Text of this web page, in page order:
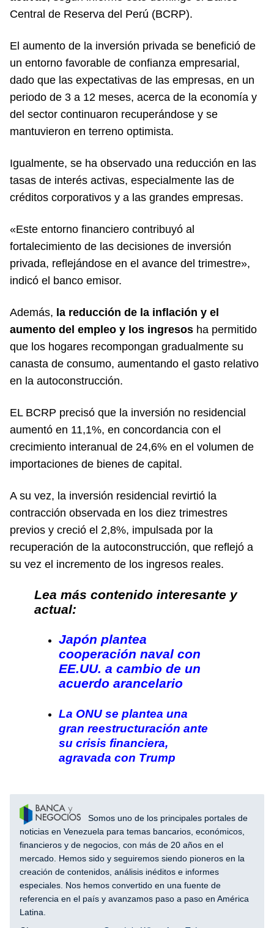
Central de Reserva del Perú (BCRP).
El aumento de la inversión privada se benefició de
un entorno favorable de confianza empresarial,
dado que las expectativas de las empresas, en un
periodo de 3 a 12 meses, acerca de la economía y
del sector continuaron recuperándose y se
mantuvieron en terreno optimista.
Igualmente, se ha observado una reducción en las
tasas de interés activas, especialmente las de
créditos corporativos y a las grandes empresas.
«Este entorno financiero contribuyó al
fortalecimiento de las decisiones de inversión
privada, reflejándose en el avance del trimestre»,
indicó el banco emisor.
Además, la reducción de la inflación y el
aumento del empleo y los ingresos ha permitido
que los hogares recompongan gradualmente su
canasta de consumo, aumentando el gasto relativo
en la autoconstrucción.
EL BCRP precisó que la inversión no residencial
aumentó en 11,1%, en concordancia con el
crecimiento interanual de 24,6% en el volumen de
importaciones de bienes de capital.
A su vez, la inversión residencial revirtió la
contracción observada en los diez trimestres
previos y creció el 2,8%, impulsada por la
recuperación de la autoconstrucción, que reflejó a
su vez el incremento de los ingresos reales.
Lea más contenido interesante y
actual:
Japón plantea
cooperación naval con
EE.UU. a cambio de un
acuerdo arancelario
La ONU se plantea una
gran reestructuración ante
su crisis financiera,
agravada con Trump
Somos uno de los principales portales de
noticias en Venezuela para temas bancarios, económicos,
financieros y de negocios, con más de 20 años en el
mercado. Hemos sido y seguiremos siendo pioneros en la
creación de contenidos, análisis inéditos e informes
especiales. Nos hemos convertido en una fuente de
referencia en el país y avanzamos paso a paso en América
Latina.